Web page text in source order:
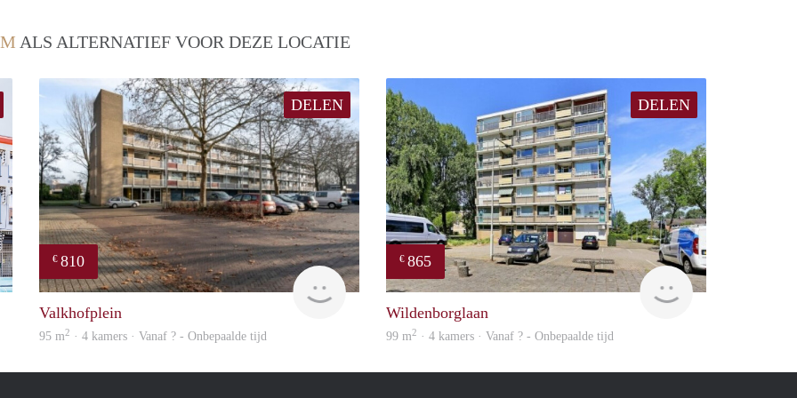
ALS ALTERNATIEF VOOR DEZE LOCATIE
verhuur
DELEN
€ 810
Woning
Valkhofplein
95 m2 · 4 kamers · Vanaf ? - Onbepaalde tijd
DELEN
€ 865
rent
Wildenborglaan
99 m2 · 4 kamers · Vanaf ? - Onbepaalde tijd